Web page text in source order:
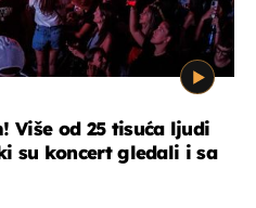
Više od 25 tisuća ljudi
su koncert gledali i sa